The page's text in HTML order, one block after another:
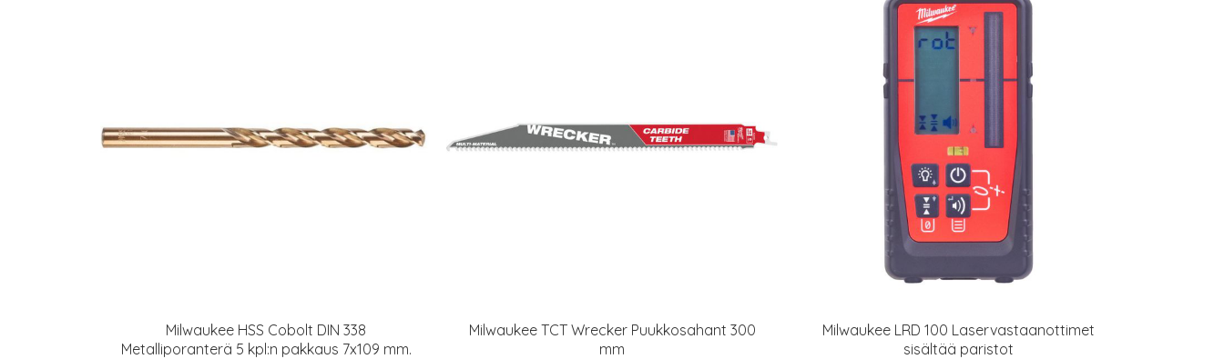
Milwaukee HSS Cobolt DIN 338
Metalliporanterä 5 kpl:n pakkaus 7x109 mm.
Milwaukee TCT Wrecker Puukkosahant 300
mm
Milwaukee LRD 100 Laservastaanottimet
sisältää paristot